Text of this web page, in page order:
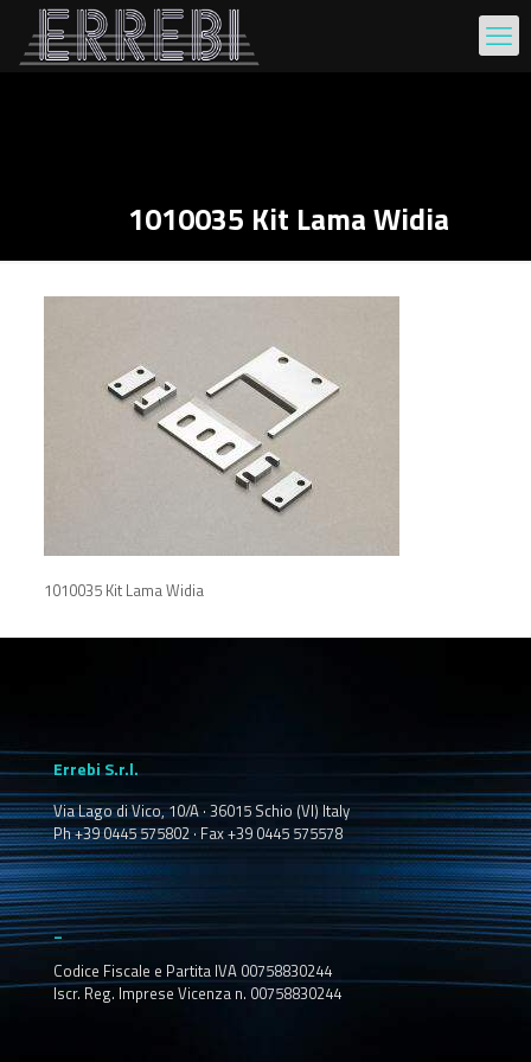
1010035 Kit Lama Widia
1010035 Kit Lama Widia
Errebi S.r.l.
Via Lago di Vico, 10/A · 36015 Schio (VI) Italy
Ph +39 0445 575802 · Fax +39 0445 575578
_
Codice Fiscale e Partita IVA 00758830244
Iscr. Reg. Imprese Vicenza n. 00758830244